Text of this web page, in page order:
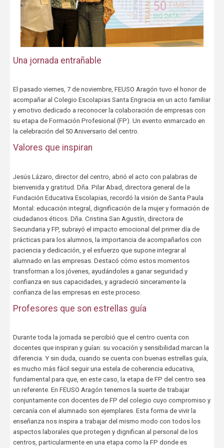
Una jornada entrañable
El pasado viernes, 7 de noviembre, FEUSO Aragón tuvo el honor de
acompañar al Colegio Escolapias Santa Engracia en un acto familiar
y emotivo dedicado a reconocer la colaboración de empresas con
su etapa de Formación Profesional (FP). Un evento enmarcado en
la celebración del 50 Aniversario del centro.
Valores que inspiran
Jesús Lázaro, director del centro, abrió el acto con palabras de
bienvenida y gratitud. Dña. Pilar Abad, directora general de la
Fundación Educativa Escolapias, recordó la visión de Santa Paula
Montal: educación integral, dignificación de la mujer y formación de
ciudadanos éticos. Dña. Cristina San Agustín, directora de
Secundaria y FP, subrayó el impacto emocional del primer día de
prácticas para los alumnos, la importancia de acompañarlos con
paciencia y dedicación, y el esfuerzo que supone integrar al
alumnado en las empresas. Destacó cómo estos momentos
transforman a los jóvenes, ayudándoles a ganar seguridad y
confianza en sus capacidades, y agradeció sinceramente la
confianza de las empresas en este proceso.
Profesores que son estrellas guía
Durante toda la jornada se percibió que el centro cuenta con
docentes que inspiran y guían: su vocación y sensibilidad marcan la
diferencia. Y sin duda, cuando se cuenta con buenas estrellas guía,
es mucho más fácil seguir una estela de coherencia educativa,
fundamental para que, en este caso, la etapa de FP del centro sea
un referente. En FEUSO Aragón tenemos la suerte de trabajar
conjuntamente con docentes de FP del colegio cuyo compromiso y
cercanía con el alumnado son ejemplares. Esta forma de vivir la
enseñanza nos inspira a trabajar del mismo modo con todos los
aspectos laborales que protegen y dignifican al personal de los
centros, particularmente en una etapa como la FP donde es